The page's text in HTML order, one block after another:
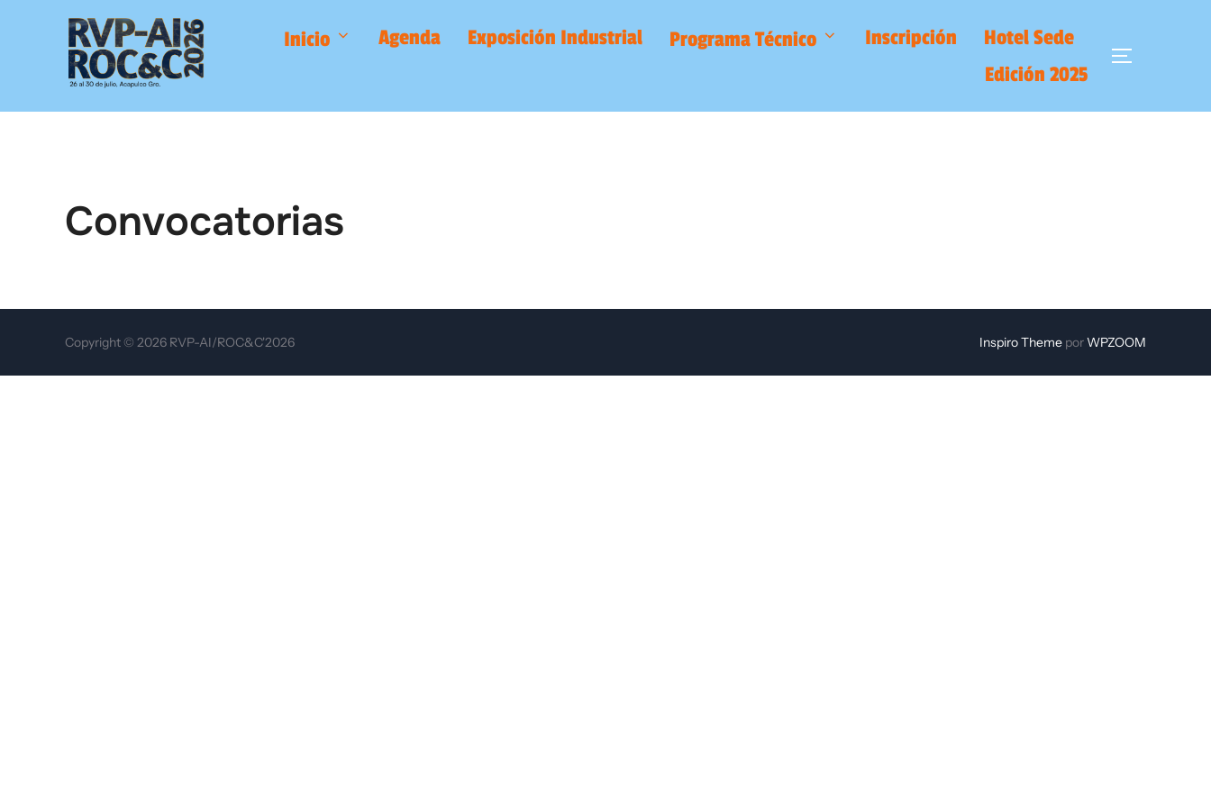
Inicio Agenda Exposición Industrial Programa Técnico Inscripción
Hotel Sede
Edición 2025
Convocatorias
Copyright © 2026 RVP-AI/ROC&C'2026 Inspiro Theme porWPZOOM